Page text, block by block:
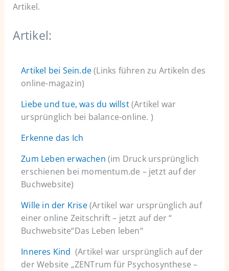
Artikel.
Artikel:
Artikel bei Sein.de(Links führen zu Artikeln des
online-magazin)
Liebe und tue, was du willst(Artikel war
ursprünglich bei balance-online. )
Erkenne das Ich
Zum Leben erwachen (im Druck ursprünglich
erschienen bei momentum.de – jetzt auf der
Buchwebsite)
Wille in der Krise(Artikel war ursprünglich auf
einer online Zeitschrift – jetzt auf der “
Buchwebsite“Das Leben leben“
Inneres Kind (Artikel war ursprünglich auf der
der Website „ZENTrum für Psychosynthese –